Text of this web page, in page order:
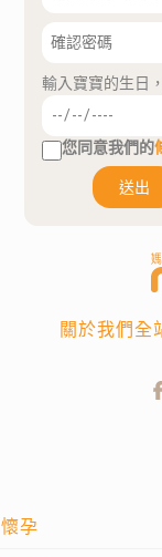
輸入寶寶的生日
您同意我們的
送出
懷孕
關於我們全